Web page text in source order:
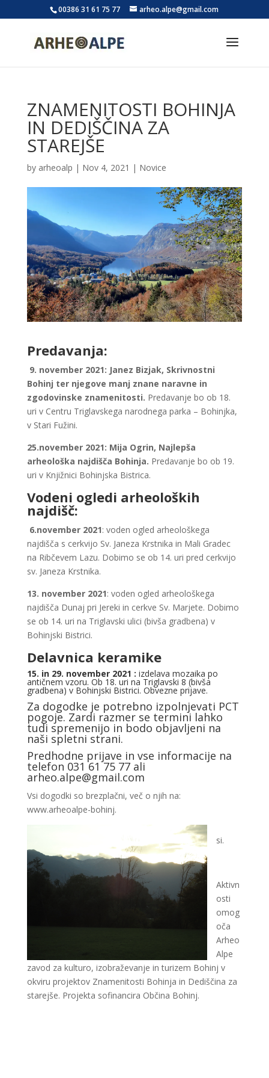
00386 31 61 75 77 arheo.alpe@gmail.com
ZNAMENITOSTI BOHINJA
IN DEDIŠČINA ZA
STAREJŠE
by arheoalp | Nov 4, 2021 | Novice
Predavanja:
9. november 2021: Janez Bizjak, Skrivnostni
Bohinj ter njegove manj znane naravne in
zgodovinske znamenitosti. Predavanje bo ob 18.
uri v Centru Triglavskega narodnega parka – Bohinjka,
v Stari Fužini.
25.november 2021: Mija Ogrin, Najlepša
arheološka najdišča Bohinja. Predavanje bo ob 19.
uri v Knjižnici Bohinjska Bistrica.
Vodeni ogledi arheoloških
najdišč:
6.november 2021: voden ogled arheološkega
najdišča s cerkvijo Sv. Janeza Krstnika in Mali Gradec
na Ribčevem Lazu. Dobimo se ob 14. uri pred cerkvijo
sv. Janeza Krstnika.
13. november 2021: voden ogled arheološkega
najdišča Dunaj pri Jereki in cerkve Sv. Marjete. Dobimo
se ob 14. uri na Triglavski ulici (bivša gradbena) v
Bohinjski Bistrici.
Delavnica keramike
15. in 29. november 2021 : izdelava mozaika po
antičnem vzoru. Ob 18. uri na Triglavski 8 (bivša
gradbena) v Bohinjski Bistrici. Obvezne prijave.
Za dogodke je potrebno izpolnjevati PCT
pogoje. Zardi razmer se termini lahko
tudi spremenijo in bodo objavljeni na
naši spletni strani.
Predhodne prijave in vse informacije na
telefon 031 61 75 77 ali
arheo.alpe@gmail.com
Vsi dogodki so brezplačni, več o njih na:
www.arheoalpe-bohinj.
si.
Aktivn
osti
omog
oča
Arheo
Alpe
zavod za kulturo, izobraževanje in turizem Bohinj v
okviru projektov Znamenitosti Bohinja in Dediščina za
starejše. Projekta sofinancira Občina Bohinj.